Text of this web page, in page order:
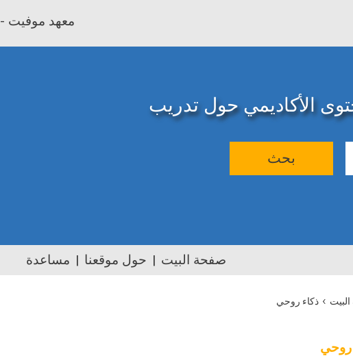
معهد موفيت -
الأكاديمي حول تدريب
بحث
صفحة البيت حول موقعنا مساعدة
› ذكاء روحي
روحي